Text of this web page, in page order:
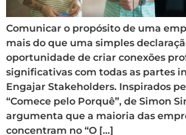
Comunicar o propósito de uma
mais do que uma simples
oportunidade de criar conexões
significativas com todas as partes
Engajar Stakeholders. Inspirados
“Comece pelo Porquê”, de Simon
argumenta que a maioria das
concentram no “O […]